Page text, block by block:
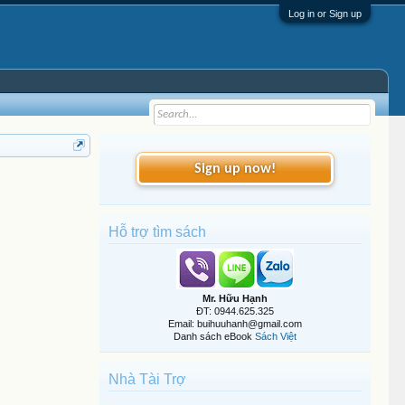
Log in or Sign up
Sign up now!
Hỗ trợ tìm sách
Mr. Hữu Hạnh
ĐT: 0944.625.325
Email: buihuuhanh@gmail.com
Danh sách eBook Sách Việt
Nhà Tài Trợ